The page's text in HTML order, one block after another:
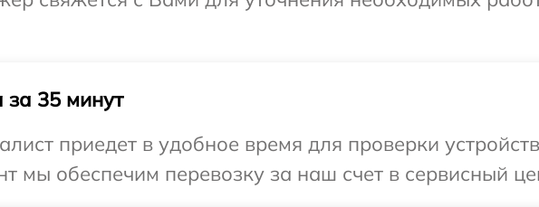
35 минут
приедет в удобное время для проверки
мы обеспечим перевозку за наш счет в сервисный